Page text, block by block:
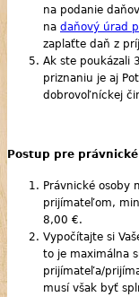
na podanie
na daňový úrad
zaplaťte daň z
Ak ste poukázali
priznaniu je aj
dobrovoľníckej
Postup pre
Právnické osoby
prijímateľom,
8,00 €.
Vypočítajte si
to je maximálna
prijímateľa/
musí však byť